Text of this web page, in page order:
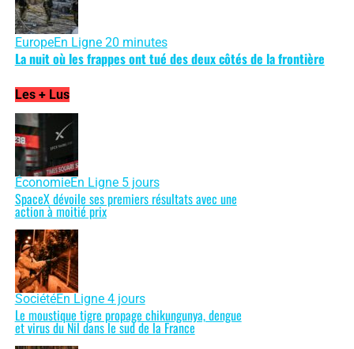
EuropeEn Ligne 20 minutes
La nuit où les frappes ont tué des deux côtés de la frontière
Les + Lus
ÉconomieEn Ligne 5 jours
SpaceX dévoile ses premiers résultats avec une
action à moitié prix
SociétéEn Ligne 4 jours
Le moustique tigre propage chikungunya, dengue
et virus du Nil dans le sud de la France